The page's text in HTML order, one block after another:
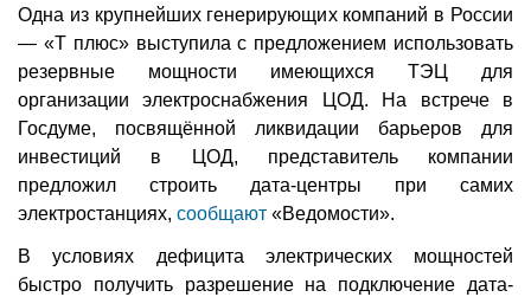
Одна из крупнейших генерирующих компаний в России
— «Т плюс» выступила с предложением использовать
резервные мощности имеющихся ТЭЦ для
организации электроснабжения ЦОД. На встрече в
Госдуме, посвящённой ликвидации барьеров для
инвестиций в ЦОД, представитель компании
предложил строить дата-центры при самих
электростанциях, сообщают «Ведомости».
В условиях дефицита электрических мощностей
быстро получить разрешение на подключение дата-